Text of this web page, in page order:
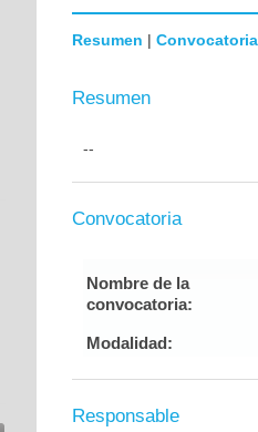
Resumen | Convocatoria
Resumen
--
Convocatoria
Nombre de la
convocatoria:
Modalidad:
Responsable